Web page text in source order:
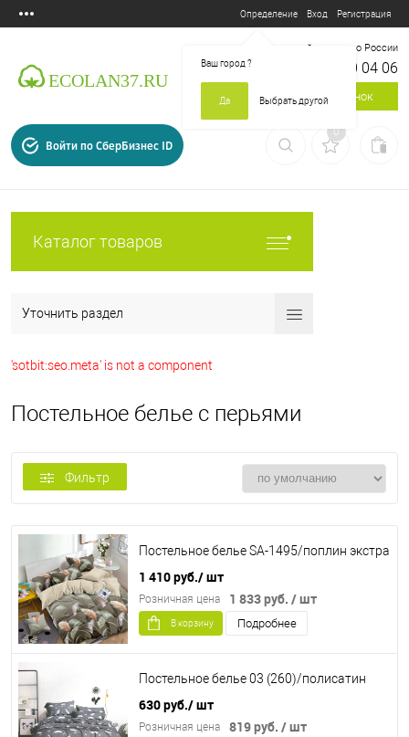
Определение
Ваш город?
Да Выбрать другой
Вход Регистрация
Бесплатный звонок по России
8 800 700 04 06
Заказать звонок
Войти по СберБизнес ID
0
Каталог товаров
Уточнить раздел
'sotbit:seo.meta' is not a component
Постельное белье с перьями
Фильтр
Постельное белье SA-1495/поплин экстра
1 410 руб./ шт
1 833 руб. / шт
Розничная цена
В корзину Подробнее
Постельное белье 03 (260)/полисатин
630 руб./ шт
819 руб. / шт
Розничная цена